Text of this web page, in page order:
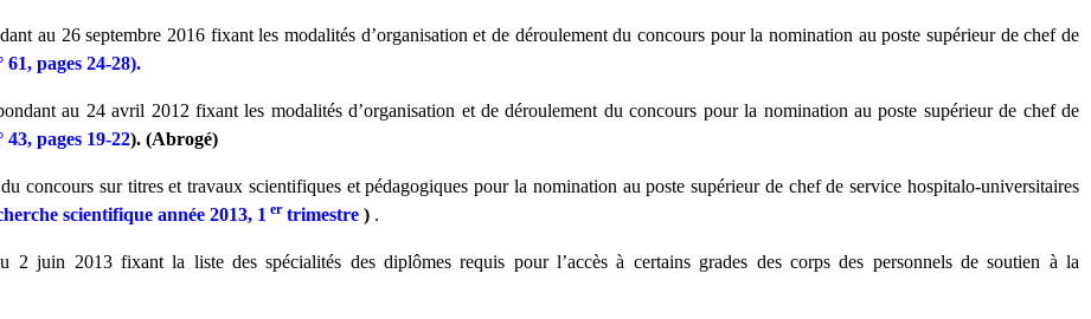
au 26 septembre 2016 fixant les modalités d’organisation et de déroulement du concours pour la nomination au poste supérieur de chef de
pages 24-28).
au 24 avril 2012 fixant les modalités d’organisation et de déroulement du concours pour la nomination au poste supérieur de chef de
pages 19-22). (Abrogé)
concours sur titres et travaux scientifiques et pédagogiques pour la nomination au poste supérieur de chef de service hospitalo-universitaires
scientifique année 2013, 1 er trimestre ) .
2 juin 2013 fixant la liste des spécialités des diplômes requis pour l’accès à certains grades des corps des personnels de soutien à la